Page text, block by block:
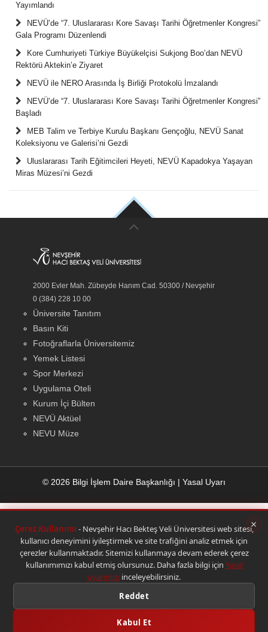
×
Çerez Kullanımı - Nevşehir Hacı Bekteş Veli Üniversitesi web sitesi,
kullanıcı deneyimini iyileştirmek ve site trafiğini analiz etmek için
çerezler kullanmaktadır. Sitemizi kullanmaya devam ederek çerez
kullanımımızı kabul etmiş olursunuz. Daha fazla bilgi için Yasal
uyarımızı inceleyebilirsiniz.
Reddet
Kabul Et
Yayımlandı
NEVÜ’de “7. Uluslararası Kore Savaşı Tarihi Öğretmenler Kongresi”
Gala Programı Düzenlendi
Kore Cumhuriyeti Türkiye Büyükelçisi Sukjong Boo’dan NEVÜ
Rektörü Aktekin’e Ziyaret
NEVÜ ile NERO Arasında İş Birliği Protokolü İmzalandı
NEVÜ’de “7. Uluslararası Kore Savaşı Tarihi Öğretmenler Kongresi”
Başladı
MEB Talim ve Terbiye Kurulu Başkanı Gençoğlu, NEVÜ Sanat
Koleksiyonu ve Galerisi’ni Gezdi
Uluslararası Tarih Eğitimcileri Heyeti, NEVÜ Kapadokya Yaşayan
Miras Müzesi’ni Gezdi
2000 Evler Mah. Zübeyde Hanım Cad. 50300 / Nevşehir
0 (384) 228 10 00
Üniversite Tanıtım
Basın Kiti
Fotoğraflarla Üniversitemiz
Yemek Listesi
Spor Merkezi
Uygulama Oteli
Kurum İçi Bülten
NEVÜ Aktüel
NEVU Müze
© 2026 Bilgi İşlem Daire Başkanlığı | Yasal Uyarı